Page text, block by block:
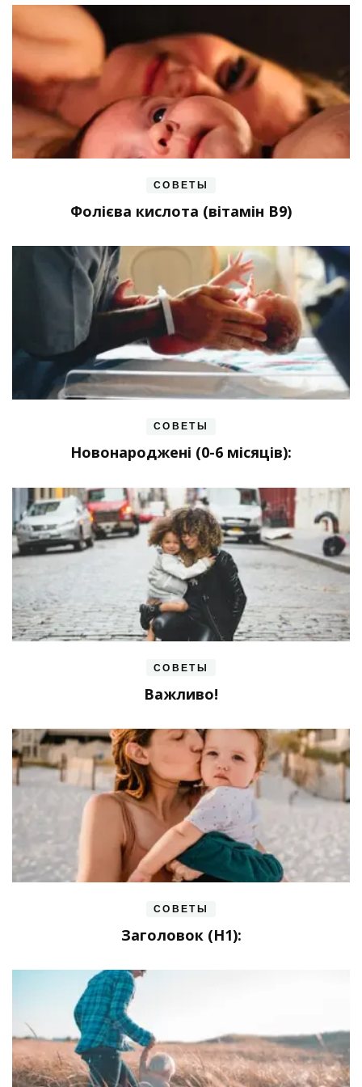
СОВЕТЫ
Фолієва кислота (вітамін В9)
СОВЕТЫ
Новонароджені (0-6 місяців):
СОВЕТЫ
Важливо!
СОВЕТЫ
Заголовок (H1):